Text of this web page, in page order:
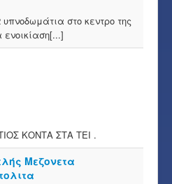
στο κεντρο της
ΚΟΝΤΑ ΣΤΑ ΤΕΙ .
Μεζονετα